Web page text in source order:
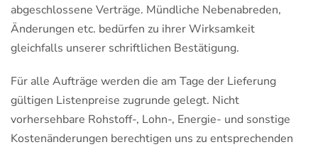
abgeschlossene Verträge. Mündliche Nebenabreden,
Änderungen etc. bedürfen zu ihrer Wirksamkeit
gleichfalls unserer schriftlichen Bestätigung.
Für alle Aufträge werden die am Tage der Lieferung
gültigen Listenpreise zugrunde gelegt. Nicht
vorhersehbare Rohstoff-, Lohn-, Energie- und sonstige
Kostenänderungen berechtigen uns zu entsprechenden